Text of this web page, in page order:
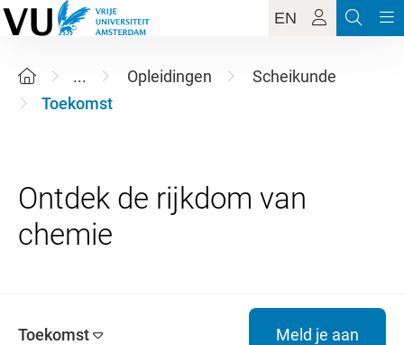
EN
... Opleidingen
Scheikunde
Toekomst
Ontdek de rijkdom van
Toekomst Meld je aan